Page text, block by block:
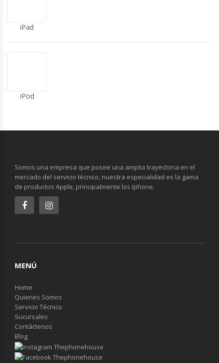
iPad
iPod
Somos una empresa que posee una amplia trayectoria en el
mercado del servicio técnico, nuestra especialidad es la gama
de productos Apple, principalmente los Iphone.
MENÚ
Home
Quienes Somos
Servicio Técnico
Sucursales
Contáctenos
Blog